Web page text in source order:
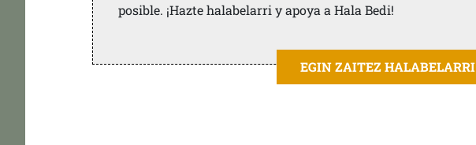
posible. ¡Hazte halabelarri y apoya a Hala Bedi!
EGIN ZAITEZ HALABELARRI